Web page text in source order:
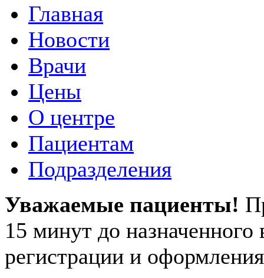
Главная
Новости
Врачи
Цены
О центре
Пациентам
Подразделения
Уважаемые пациенты!
15 минут до
регистрации и